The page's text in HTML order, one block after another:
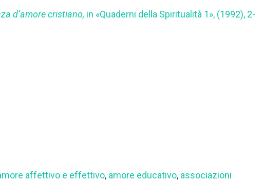
d’amore cristiano, in «Quaderni della Spiritualità 1», (1992), 2-
affettivo e effettivo, amore educativo, associazioni